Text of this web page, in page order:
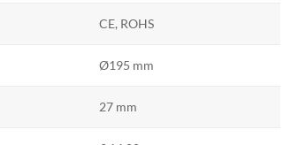
CE, ROHS
Ø195 mm
27 mm